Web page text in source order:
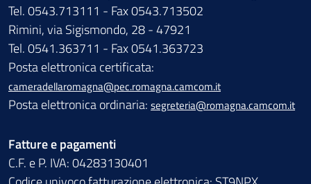
Tel. 0543.713111 - Fax 0543.713502
Rimini, via Sigismondo, 28 - 47921
Tel. 0541.363711 - Fax 0541.363723
Posta elettronica certificata:
cameradellaromagna@pec.romagna.camcom.it
Posta elettronica ordinaria: segreteria@romagna.camcom.it
Fatture e pagamenti
C.F. e P. IVA: 04283130401